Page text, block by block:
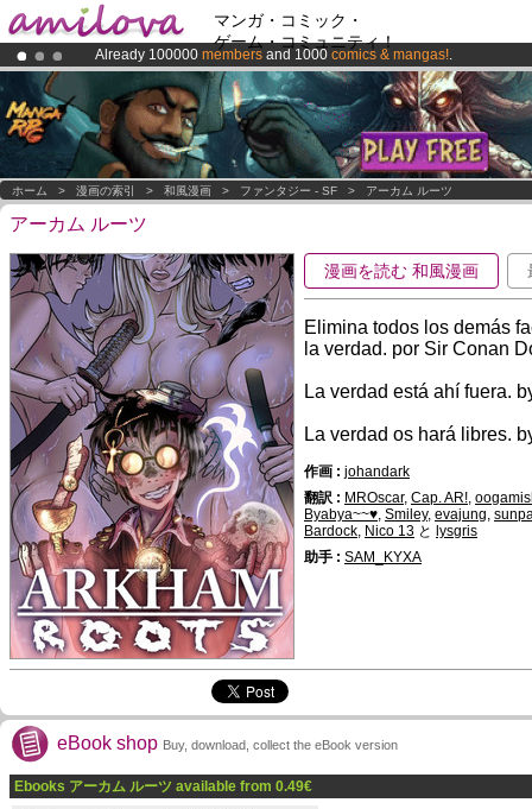
マンガ・コミック・
ゲーム・コミュニティ！
Already 100000 members and 1000 comics & mangas!.
Premium membership from3.95 eurosper month !Get membership
AmilovaKickstarter is now LIVE!.
ホーム > 漫画の索引 > 和風漫画 > ファンタジー - SF > アーカム ルーツ
アーカム ルーツ
漫画を読む 和風漫画
Elimina todos los demás
la verdad. por Sir Conan
La verdad está ahí fuera.
La verdad os hará libres.
作画 : johandark
翻訳 : MROscar, Cap. AR!,
Byabya~~♥, Smiley, evajung,
Bardock, Nico 13 と lysgris
助手 : SAM_KYXA
eBook shop Buy, download, collect the eBook version
Ebooks アーカム ルーツ available from 0.49€